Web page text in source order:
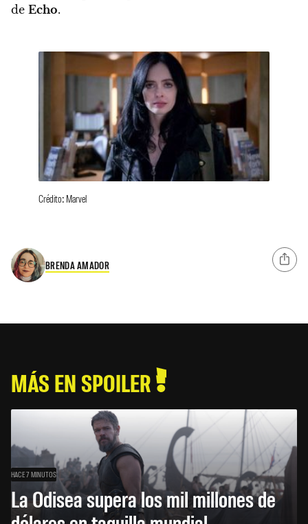
de Echo.
Crédito: Marvel
BRENDA AMADOR
MÁS EN SPOILER
HACE 7 MINUTOS
La Odisea supera los mil millones de